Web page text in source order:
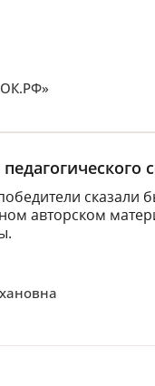
сказали
авторском